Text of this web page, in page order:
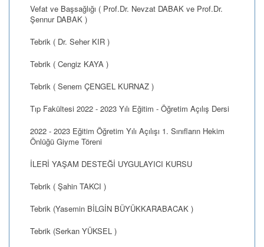
Vefat ve Başsağlığı ( Prof.Dr. Nevzat DABAK ve Prof.Dr.
Şennur DABAK )
Tebrik ( Dr. Seher KIR )
Tebrik ( Cengiz KAYA )
Tebrik ( Senem ÇENGEL KURNAZ )
Tıp Fakültesi 2022 - 2023 Yılı Eğitim - Öğretim Açılış Dersi
2022 - 2023 Eğitim Öğretim Yılı Açılışı 1. Sınıfların Hekim
Önlüğü Giyme Töreni
İLERİ YAŞAM DESTEĞİ UYGULAYICI KURSU
Tebrik ( Şahin TAKCI )
Tebrik (Yasemin BİLGİN BÜYÜKKARABACAK )
Tebrik (Serkan YÜKSEL )